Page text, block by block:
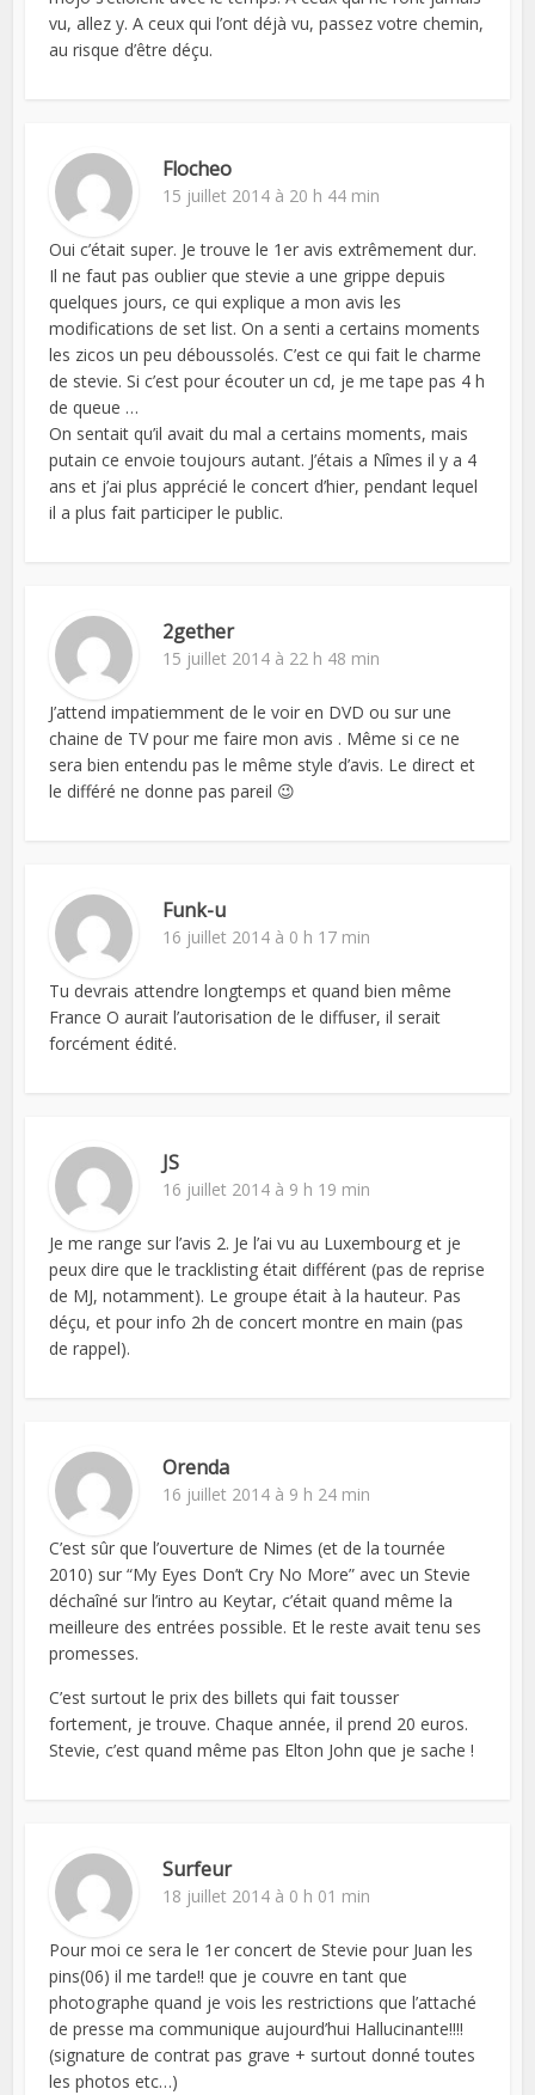
vu, allez y. A ceux qui l’ont déjà vu, passez votre chemin,
au risque d’être déçu.
Flocheo
15 juillet 2014 à 20 h 44 min
Oui c’était super. Je trouve le 1er avis extrêmement dur.
Il ne faut pas oublier que stevie a une grippe depuis
quelques jours, ce qui explique a mon avis les
modifications de set list. On a senti a certains moments
les zicos un peu déboussolés. C’est ce qui fait le charme
de stevie. Si c’est pour écouter un cd, je me tape pas 4 h
de queue …
On sentait qu’il avait du mal a certains moments, mais
putain ce envoie toujours autant. J’étais a Nîmes il y a 4
ans et j’ai plus apprécié le concert d’hier, pendant lequel
il a plus fait participer le public.
2gether
15 juillet 2014 à 22 h 48 min
J’attend impatiemment de le voir en DVD ou sur une
chaine de TV pour me faire mon avis . Même si ce ne
sera bien entendu pas le même style d’avis. Le direct et
le différé ne donne pas pareil 😉
Funk-u
16 juillet 2014 à 0 h 17 min
Tu devrais attendre longtemps et quand bien même
France O aurait l’autorisation de le diffuser, il serait
forcément édité.
JS
16 juillet 2014 à 9 h 19 min
Je me range sur l’avis 2. Je l’ai vu au Luxembourg et je
peux dire que le tracklisting était différent (pas de reprise
de MJ, notamment). Le groupe était à la hauteur. Pas
déçu, et pour info 2h de concert montre en main (pas
de rappel).
Orenda
16 juillet 2014 à 9 h 24 min
C’est sûr que l’ouverture de Nimes (et de la tournée
2010) sur “My Eyes Don’t Cry No More” avec un Stevie
déchaîné sur l’intro au Keytar, c’était quand même la
meilleure des entrées possible. Et le reste avait tenu ses
promesses.
C’est surtout le prix des billets qui fait tousser
fortement, je trouve. Chaque année, il prend 20 euros.
Stevie, c’est quand même pas Elton John que je sache !
Surfeur
18 juillet 2014 à 0 h 01 min
Pour moi ce sera le 1er concert de Stevie pour Juan les
pins(06) il me tarde!! que je couvre en tant que
photographe quand je vois les restrictions que l’attaché
de presse ma communique aujourd’hui Hallucinante!!!!
(signature de contrat pas grave + surtout donné toutes
les photos etc…)